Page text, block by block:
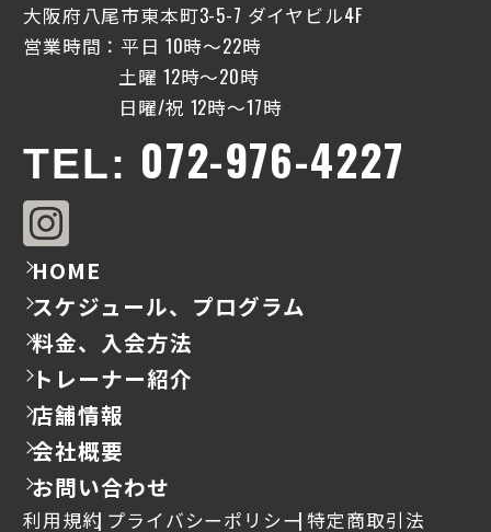
大阪府八尾市東本町3-5-7 ダイヤビル4F
営業時間：平日 10時〜22時
土曜 12時〜20時
日曜/祝 12時〜17時
TEL: 072-976-4227
HOME
スケジュール、プログラム
料金、入会方法
トレーナー紹介
店舗情報
会社概要
お問い合わせ
利用規約 プライバシーポリシー 特定商取引法